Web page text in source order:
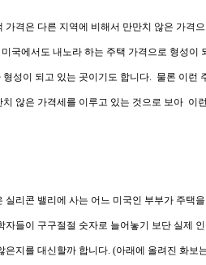
가격은 다른 지역에 비해서 만만치 않은 가격
미국에서도 내노라 하는 주택 가격으로 형성
성이 되고 있는 곳이기도 합니다. 물론 이런
않은 가격세를 이루고 있는 것으로 보아 이
실리콘 밸리에 사는 어느 미국인 부부가 주택
자들이 구구절절 숫자로 늘어놓기 보단 실제
은지를 대신할까 합니다. (아래에 올려진 화보